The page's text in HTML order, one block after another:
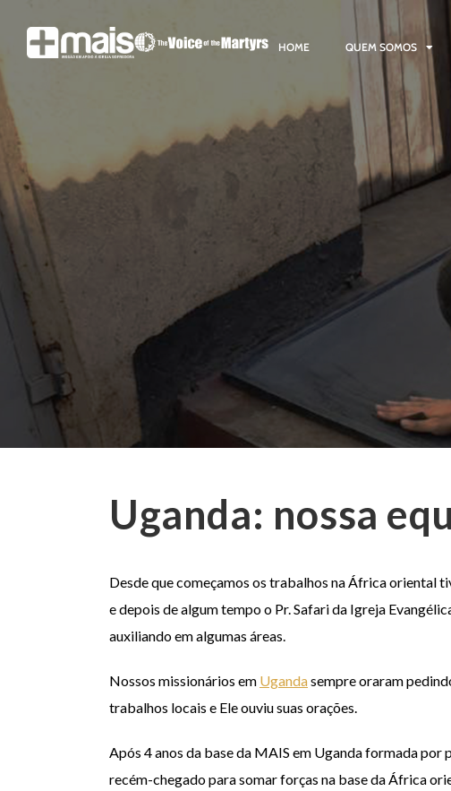
HOME QUEM SOMOS
Uganda: nossa
Desde que começamos os trabalhos na África oriental
e depois de algum tempo o Pr. Safari da Igreja
auxiliando em algumas áreas.
Nossos missionários em Ugandasempre oraram
trabalhos locais e Ele ouviu suas orações.
Após 4 anos da base da MAIS em Uganda formada por
recém-chegado para somar forças na base da África